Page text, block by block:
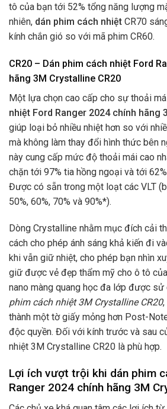
tô của bạn tới 52% tổng năng lượng
nhiên, dán phim cách nhiệt CR70
kính chắn gió so với mã phim CR60.
CR20 – Dán phim cách nhiệt Ford
hãng 3M Crystalline CR20
Một lựa chọn cao cấp cho sự thoải
nhiệt Ford Ranger 2024 chính hãng
giúp loại bỏ nhiều nhiệt hơn so với
mà không làm thay đổi hình thức bên
này cung cấp mức độ thoải mái cao
chặn tới 97% tia hồng ngoại và tới
Được có sẵn trong một loạt các VLT
50%, 60%, 70% và 90%*).
Dòng Crystalline nhằm mục đích cải
cách cho phép ánh sáng khả kiến đi
khi vẫn giữ nhiệt, cho phép bạn nhìn
giữ được vẻ đẹp thẩm mỹ cho ô tô
nano màng quang học đa lớp được
phim cách nhiệt 3M Crystalline CR20
thành một tờ giấy mỏng hơn Post-
độc quyền. Đối với kính trước và sau
nhiệt 3M Crystalline CR20 là phù hợp.
Lợi ích vượt trội khi dán phim
Ranger 2024 chính hãng 3M